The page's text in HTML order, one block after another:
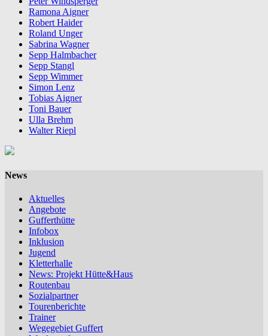
Ramona Aigner
Robert Haider
Roland Unger
Sabrina Wagner
Sepp Halmbacher
Sepp Stangl
Sepp Wimmer
Simon Lenz
Tobias Aigner
Toni Bauer
Ulla Brehm
Walter Riepl
News
Aktuelles
Angebote
Gufferthütte
Infobox
Inklusion
Jugend
Kletterhalle
News: Projekt Hütte&Haus
Routenbau
Sozialpartner
Tourenberichte
Trainer
Wegegebiet Guffert